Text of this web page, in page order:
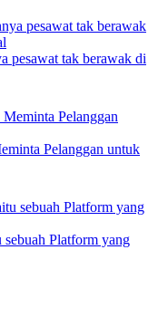
pesawat tak berawak di
Pelanggan untuk
Platform yang